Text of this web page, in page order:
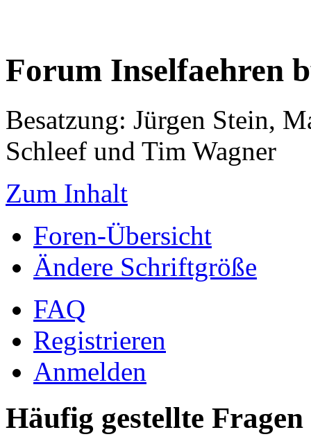
Forum Inselfaehren
Besatzung: Jürgen Stein,
Schleef und Tim Wagner
Zum Inhalt
Foren-Übersicht
Ändere Schriftgröße
FAQ
Registrieren
Anmelden
Häufig gestellte Fragen